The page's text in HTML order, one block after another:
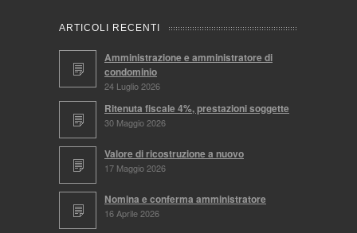
ARTICOLI RECENTI
Amministrazione e amministratore di
condominio
24 Luglio 2026
Ritenuta fiscale 4%, prestazioni soggette
30 Maggio 2026
Valore di ricostruzione a nuovo
17 Maggio 2026
Nomina e conferma amministratore
16 Aprile 2026